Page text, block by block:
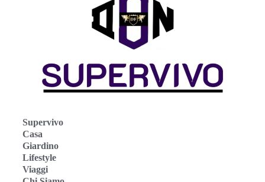
Supervivo
Casa
Giardino
Lifestyle
Viaggi